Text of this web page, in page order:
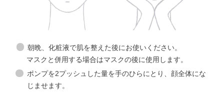
朝晩、化粧液で肌を整えた後にお使いください。
マスクと併用する場合はマスクの後に使用します。
ポンプを2プッシュした量を手のひらにとり、顔全体にな
じませます。